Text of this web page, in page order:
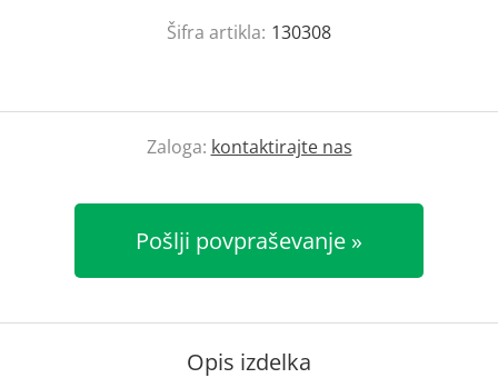
Šifra artikla: 130308
Zaloga: kontaktirajte nas
Pošlji povpraševanje
Opis izdelka